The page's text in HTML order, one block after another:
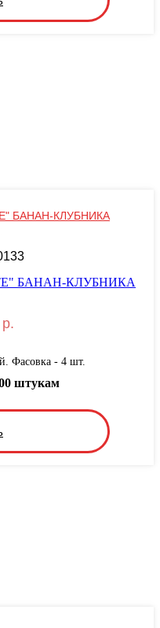
БАНАН-КЛУБНИКА
Фасовка - 4 шт.
штукам